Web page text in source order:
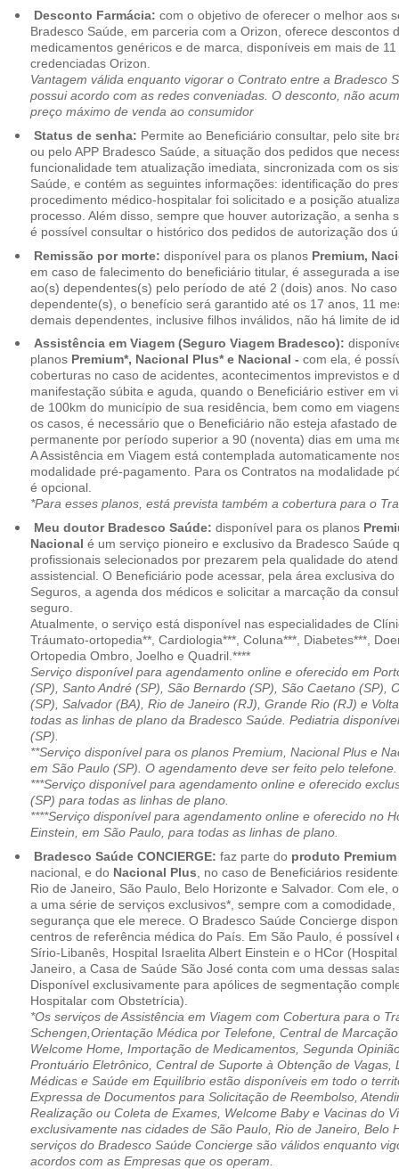
Desconto Farmácia: com o objetivo de oferecer o melhor aos
Bradesco Saúde, em parceria com a Orizon, oferece descontos
medicamentos genéricos e de marca, disponíveis em mais de
credenciadas Orizon.
Vantagem válida enquanto vigorar o Contrato entre a Bradesco
possui acordo com as redes conveniadas. O desconto, não
preço máximo de venda ao consumidor
Status de senha: Permite ao Beneficiário consultar, pelo site
ou pelo APP Bradesco Saúde, a situação dos pedidos que
funcionalidade tem atualização imediata, sincronizada com os
Saúde, e contém as seguintes informações: identificação do
procedimento médico-hospitalar foi solicitado e a posição
processo. Além disso, sempre que houver autorização, a senha
é possível consultar o histórico dos pedidos de autorização dos
Remissão por morte: disponível para os planos Premium,
em caso de falecimento do beneficiário titular, é assegurada a
ao(s) dependentes(s) pelo período de até 2 (dois) anos. No
dependente(s), o benefício será garantido até os 17 anos, 11
demais dependentes, inclusive filhos inválidos, não há limite de
Assistência em Viagem (Seguro Viagem Bradesco):
planos Premium*, Nacional Plus* e Nacional - com ela, é
coberturas no caso de acidentes, acontecimentos imprevistos e
manifestação súbita e aguda, quando o Beneficiário estiver em
de 100km do município de sua residência, bem como em
os casos, é necessário que o Beneficiário não esteja afastado
permanente por período superior a 90 (noventa) dias em uma
A Assistência em Viagem está contemplada automaticamente
modalidade pré-pagamento. Para os Contratos na modalidade
é opcional.
*Para esses planos, está prevista também a cobertura para o
Meu doutor Bradesco Saúde: disponível para os planos
Nacional é um serviço pioneiro e exclusivo da Bradesco Saúde
profissionais selecionados por prezarem pela qualidade do
assistencial. O Beneficiário pode acessar, pela área exclusiva
Seguros, a agenda dos médicos e solicitar a marcação da
seguro.
Atualmente, o serviço está disponível nas especialidades de
Tráumato-ortopedia**, Cardiologia***, Coluna***, Diabetes***,
Ortopedia Ombro, Joelho e Quadril.****
Serviço disponível para agendamento online e oferecido em
(SP), Santo André (SP), São Bernardo (SP), São Caetano (SP),
(SP), Salvador (BA), Rio de Janeiro (RJ), Grande Rio (RJ) e
todas as linhas de plano da Bradesco Saúde. Pediatria
(SP).
**Serviço disponível para os planos Premium, Nacional Plus e
em São Paulo (SP). O agendamento deve ser feito pelo telefone.
***Serviço disponível para agendamento online e oferecido
(SP) para todas as linhas de plano.
****Serviço disponível para agendamento online e oferecido no
Einstein, em São Paulo, para todas as linhas de plano.
Bradesco Saúde CONCIERGE: faz parte do produto Premium
nacional, e do Nacional Plus , no caso de Beneficiários
Rio de Janeiro, São Paulo, Belo Horizonte e Salvador. Com ele,
a uma série de serviços exclusivos*, sempre com a
segurança que ele merece. O Bradesco Saúde Concierge
centros de referência médica do País. Em São Paulo, é possível
Sírio-Libanês, Hospital Israelita Albert Einstein e o HCor
Janeiro, a Casa de Saúde São José conta com uma dessas
Disponível exclusivamente para apólices de segmentação
Hospitalar com Obstetrícia).
*Os serviços de Assistência em Viagem com Cobertura para o
Schengen,Orientação Médica por Telefone, Central de
Welcome Home, Importação de Medicamentos, Segunda
Prontuário Eletrônico, Central de Suporte à Obtenção de Vagas,
Médicas e Saúde em Equilíbrio estão disponíveis em todo o
Expressa de Documentos para Solicitação de Reembolso,
Realização ou Coleta de Exames, Welcome Baby e Vacinas do
exclusivamente nas cidades de São Paulo, Rio de Janeiro, Belo
serviços do Bradesco Saúde Concierge são válidos enquanto
acordos com as Empresas que os operam.